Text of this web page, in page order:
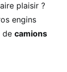
plaisir ?
engins
de camions